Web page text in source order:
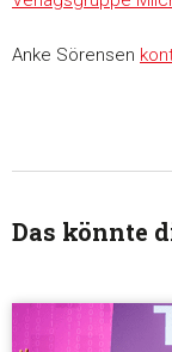
Anke Sörensen
Das könnte